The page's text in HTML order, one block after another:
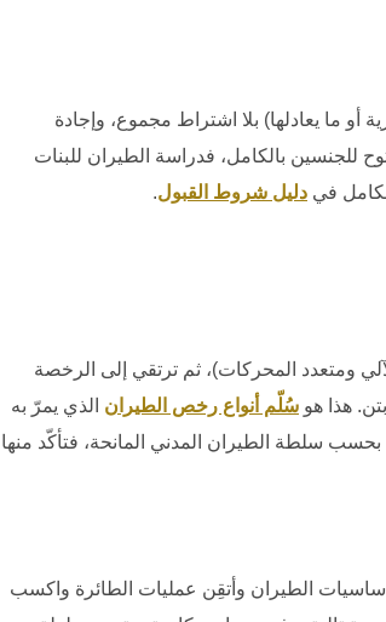
أو ما يعادلها) بلا اشتراط مجموع، وإجادة
للجنسين بالكامل، فدراسة الطيران للبنات
في دليل شروط القبول.
ومتعدد المحركات)، ثم ترتقي إلى الرخصة
هذا هو سُلّم أنواع رخص الطيران الذي يمرّ به
سلطة الطيران المدني المانحة، فتأكّد منها
الطيران وأتقِن عمليات الطائرة واكسب